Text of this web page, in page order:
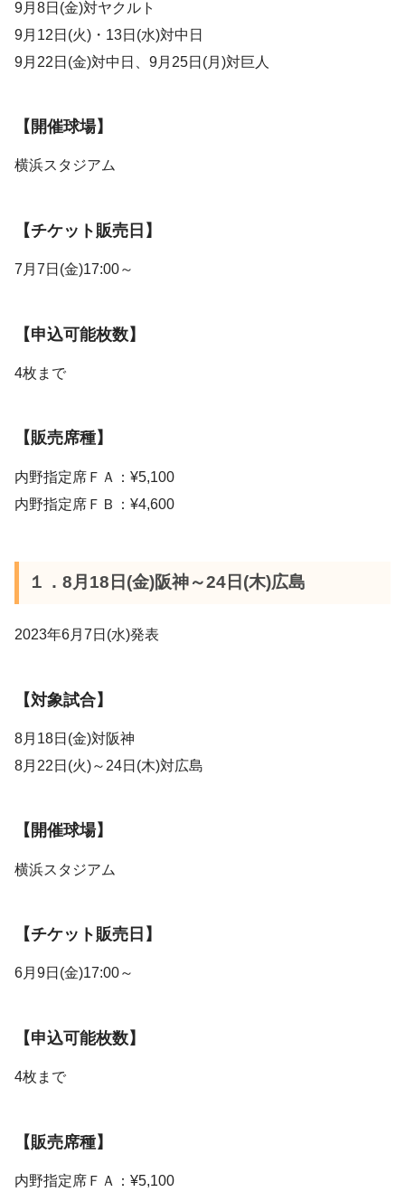
9月8日(金)対ヤクルト
9月12日(火)・13日(水)対中日
9月22日(金)対中日、9月25日(月)対巨人
【開催球場】
横浜スタジアム
【チケット販売日】
7月7日(金)17:00～
【申込可能枚数】
4枚まで
【販売席種】
内野指定席ＦＡ：¥5,100
内野指定席ＦＢ：¥4,600
１．8月18日(金)阪神～24日(木)広島
2023年6月7日(水)発表
【対象試合】
8月18日(金)対阪神
8月22日(火)～24日(木)対広島
【開催球場】
横浜スタジアム
【チケット販売日】
6月9日(金)17:00～
【申込可能枚数】
4枚まで
【販売席種】
内野指定席ＦＡ：¥5,100